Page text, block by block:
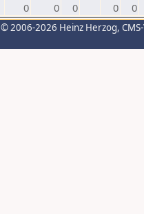
0 0 0 0 0
© 2006-2026 Heinz Herzog,